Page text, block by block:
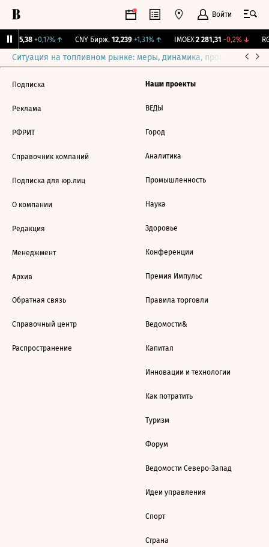
Войти
115,38 +0,17%↑ CNY Бирж. 12,239 +1,31%↑ IMOEX 2 281,31 -0,2%↓
Ситуация на топливном рынке: меры, динамика, прогнозы
Подписка
Реклама
РФРИТ
Справочник компаний
Подписка для юр.лиц
О компании
Редакция
Менеджмент
Архив
Обратная связь
Справочный центр
Распространение
Наши проекты
ВЕДЫ
Город
Аналитика
Промышленность
Наука
Здоровье
Конференции
Премия Импульс
Правила торговли
Ведомости&
Капитал
Инновации и технологии
Как потратить
Туризм
Форум
Ведомости Северо-Запад
Идеи управления
Спорт
Страна